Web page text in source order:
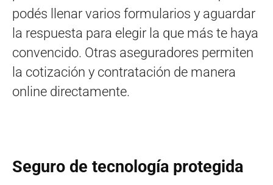
podés llenar varios formularios y aguardar
la respuesta para elegir la que más te haya
convencido. Otras aseguradores permiten
la cotización y contratación de manera
online directamente.
Seguro de tecnología protegida